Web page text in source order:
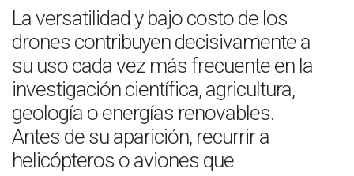
La versatilidad y bajo costo de los
drones contribuyen decisivamente a
su uso cada vez más frecuente en la
investigación científica, agricultura,
geología o energías renovables.
Antes de su aparición, recurrir a
helicópteros o aviones que